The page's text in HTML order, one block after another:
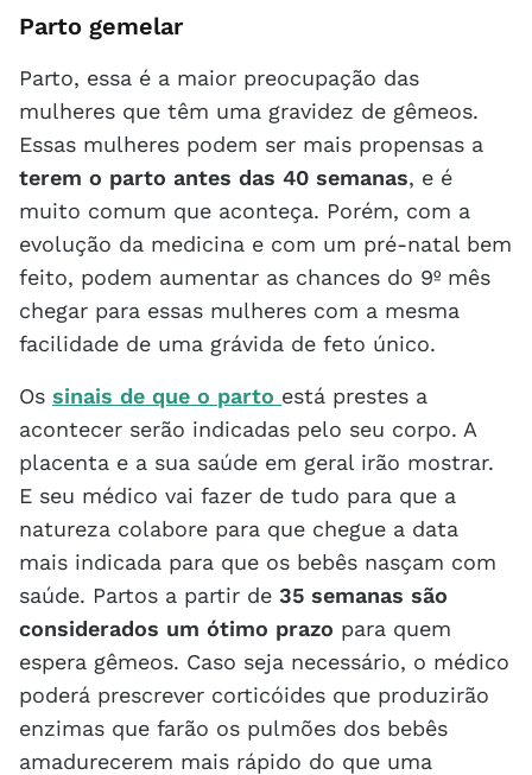
Parto gemelar
Parto, essa é a maior preocupação das
mulheres que têm uma gravidez de gêmeos.
Essas mulheres podem ser mais propensas a
terem o parto antes das 40 semanas, e é
muito comum que aconteça. Porém, com a
evolução da medicina e com um pré-natal bem
feito, podem aumentar as chances do 9º mês
chegar para essas mulheres com a mesma
facilidade de uma grávida de feto único.
Os sinais de que o parto está prestes a
acontecer serão indicadas pelo seu corpo. A
placenta e a sua saúde em geral irão mostrar.
E seu médico vai fazer de tudo para que a
natureza colabore para que chegue a data
mais indicada para que os bebês nasçam com
saúde. Partos a partir de 35 semanas são
considerados um ótimo prazo para quem
espera gêmeos. Caso seja necessário, o médico
poderá prescrever corticóides que produzirão
enzimas que farão os pulmões dos bebês
amadurecerem mais rápido do que uma